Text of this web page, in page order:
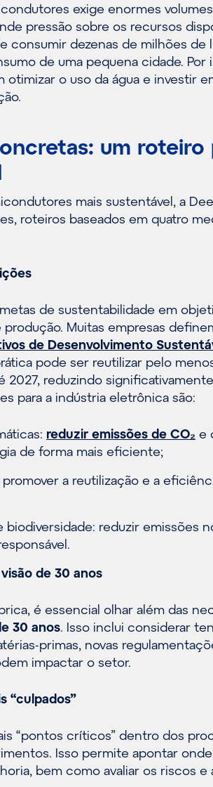
exige enormes
pressão sobre os recursos
consumir dezenas de milhões de
de uma pequena cidade. Por
otimizar o uso da água e investir
um roteiro
mais sustentável, a
roteiros baseados em quatro
de sustentabilidade em
Muitas empresas
de Desenvolvimento
pode ser reutilizar pelo
2027, reduzindo
para a indústria eletrônica são:
reduzir emissões de CO₂ e
de forma mais eficiente;
a reutilização e a
reduzir emissões
de 30 anos
é essencial olhar além das
30 anos. Isso inclui considerar
primas, novas
impactar o setor.
“culpados”
“pontos críticos” dentro dos
Isso permite apontar
bem como avaliar os riscos e